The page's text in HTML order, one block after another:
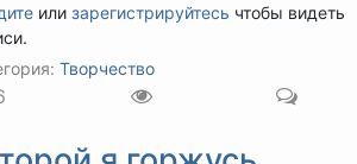
или зарегистрируйтесь чтобы видеть
Творчество